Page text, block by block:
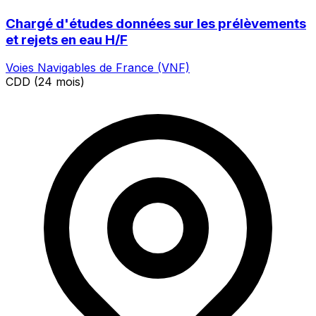
Chargé d'études données sur les prélèvements
et rejets en eau H/F
Voies Navigables de France (VNF)
CDD (24 mois)